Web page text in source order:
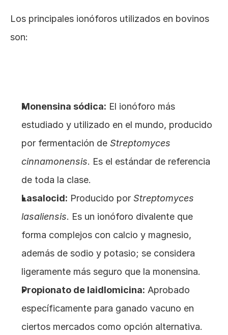
Los principales ionóforos utilizados en bovinos
son:
Monensina sódica: El ionóforo más
estudiado y utilizado en el mundo, producido
por fermentación de Streptomyces
cinnamonensis. Es el estándar de referencia
de toda la clase.
Lasalocid: Producido por Streptomyces
lasaliensis. Es un ionóforo divalente que
forma complejos con calcio y magnesio,
además de sodio y potasio; se considera
ligeramente más seguro que la monensina.
Propionato de laidlomicina: Aprobado
específicamente para ganado vacuno en
ciertos mercados como opción alternativa.